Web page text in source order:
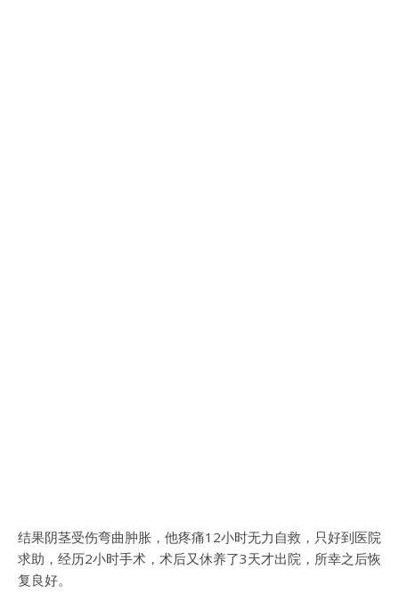
结果阴茎受伤弯曲肿胀，他疼痛12小时无力自救，只好到医院
求助，经历2小时手术，术后又休养了3天才出院，所幸之后恢
复良好。